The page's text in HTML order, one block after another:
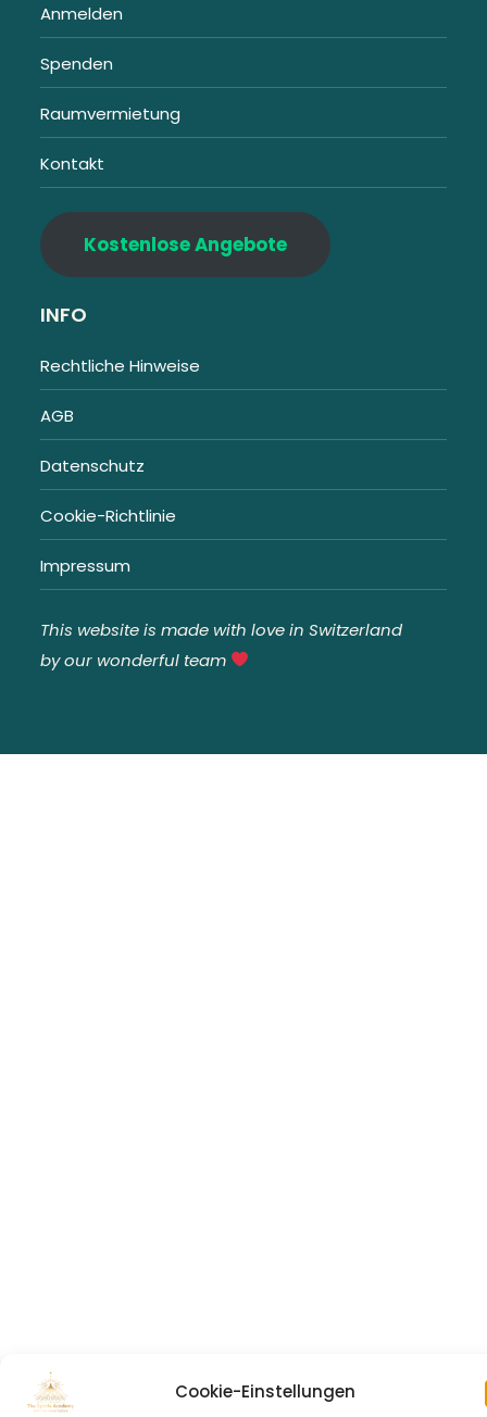
Cookie-Einstellungen
Anmelden
Spenden
Raumvermietung
Kontakt
Kostenlose Angebote
INFO
Rechtliche Hinweise
AGB
Datenschutz
Cookie-Richtlinie
Impressum
This website is made with love in Switzerland
by our wonderful team